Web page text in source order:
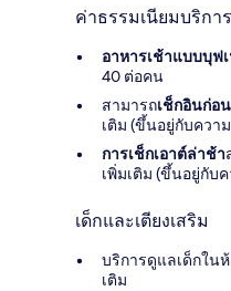
ค่าธรรมเนียมบริกา
อาหารเช้าแบบบุฟ
40 ต่อคน
สามารถเช็กอินก่อ
เติม (ขึ้นอยู่กับควา
การเช็กเอาต์ล่าช้า
เพิ่มเติม (ขึ้นอยู่กับ
เด็กและเตียงเสริม
บริการดูแลเด็กใน
เติม